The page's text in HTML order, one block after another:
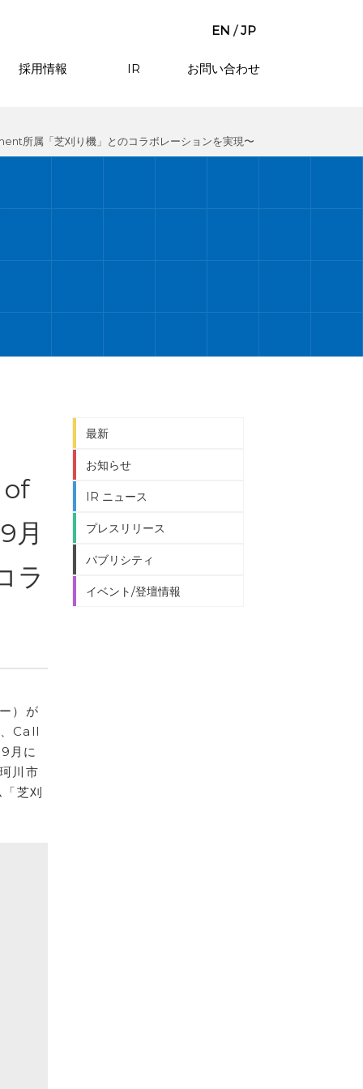
EN /JP
採用情報 IR お問い合わせ
所属「芝刈り機」とのコラボレーションを実現〜
of
月
ラ
）が
Call
月に
川市
芝刈
最新
お知らせ
IR ニュース
プレスリリース
パブリシティ
イベント/登壇情報